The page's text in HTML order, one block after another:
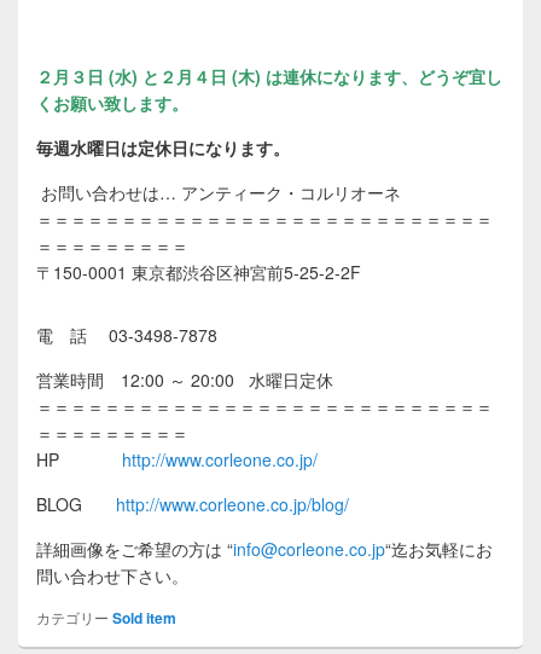
２月３日 (水) と２月４日 (木) は連休になります、どうぞ宜し
くお願い致します。
毎週水曜日は定休日になります。
お問い合わせは… アンティーク・コルリオーネ
＝＝＝＝＝＝＝＝＝＝＝＝＝＝＝＝＝＝＝＝＝＝＝＝＝＝＝
＝＝＝＝＝＝＝＝＝
〒150-0001 東京都渋谷区神宮前5-25-2-2F
電 話 03-3498-7878
営業時間 12:00 ～ 20:00 水曜日定休
＝＝＝＝＝＝＝＝＝＝＝＝＝＝＝＝＝＝＝＝＝＝＝＝＝＝＝
＝＝＝＝＝＝＝＝＝
HP
http://www.corleone.co.jp/
BLOG http://www.corleone.co.jp/blog/
詳細画像をご希望の方は “info@corleone.co.jp“迄お気軽にお
問い合わせ下さい。
カテゴリー Sold item